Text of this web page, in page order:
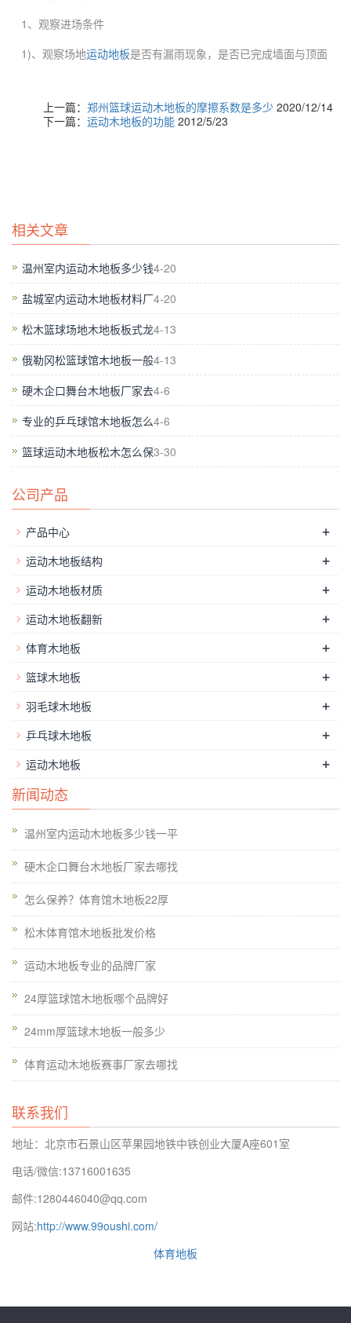
1、观察进场条件
1)、观察场地运动地板是否有漏雨现象，是否已完成墙面与顶面
2)、室内水、电、汽通风等安装工程结束，特别是水网管道必须
经过试压实验，确认已达到设计要体育运动木地板价格
若达到以上条件可进场施工。
2、现场清理进场后先清理现场，搬除杂物、建筑垃圾等，用扫
帚干净，确保基层混凝土完全裸露;
上一篇： 郑州篮球运动木地板的摩擦系数是多少 2020/12/14
下一篇： 运动木地板的功能 2012/5/23
相关文章
温州室内运动木地板多少钱4-20
盐城室内运动木地板材料厂4-20
松木篮球场地木地板板式龙4-13
俄勒冈松篮球馆木地板一般4-13
硬木企口舞台木地板厂家去4-6
专业的乒乓球馆木地板怎么4-6
篮球运动木地板松木怎么保3-30
公司产品
产品中心 +
运动木地板结构 +
运动木地板材质 +
运动木地板翻新 +
体育木地板 +
篮球木地板 +
羽毛球木地板 +
乒乓球木地板 +
运动木地板 +
新闻动态
温州室内运动木地板多少钱一平
硬木企口舞台木地板厂家去哪找
怎么保养？体育馆木地板22厚
松木体育馆木地板批发价格
运动木地板专业的品牌厂家
24厚篮球馆木地板哪个品牌好
24mm厚篮球木地板一般多少
体育运动木地板赛事厂家去哪找
联系我们
地址：北京市石景山区苹果园地铁中铁创业大厦A座601室
电话/微信:13716001635
邮件:1280446040@qq.com
网站:http://www.99oushi.com/
体育地板